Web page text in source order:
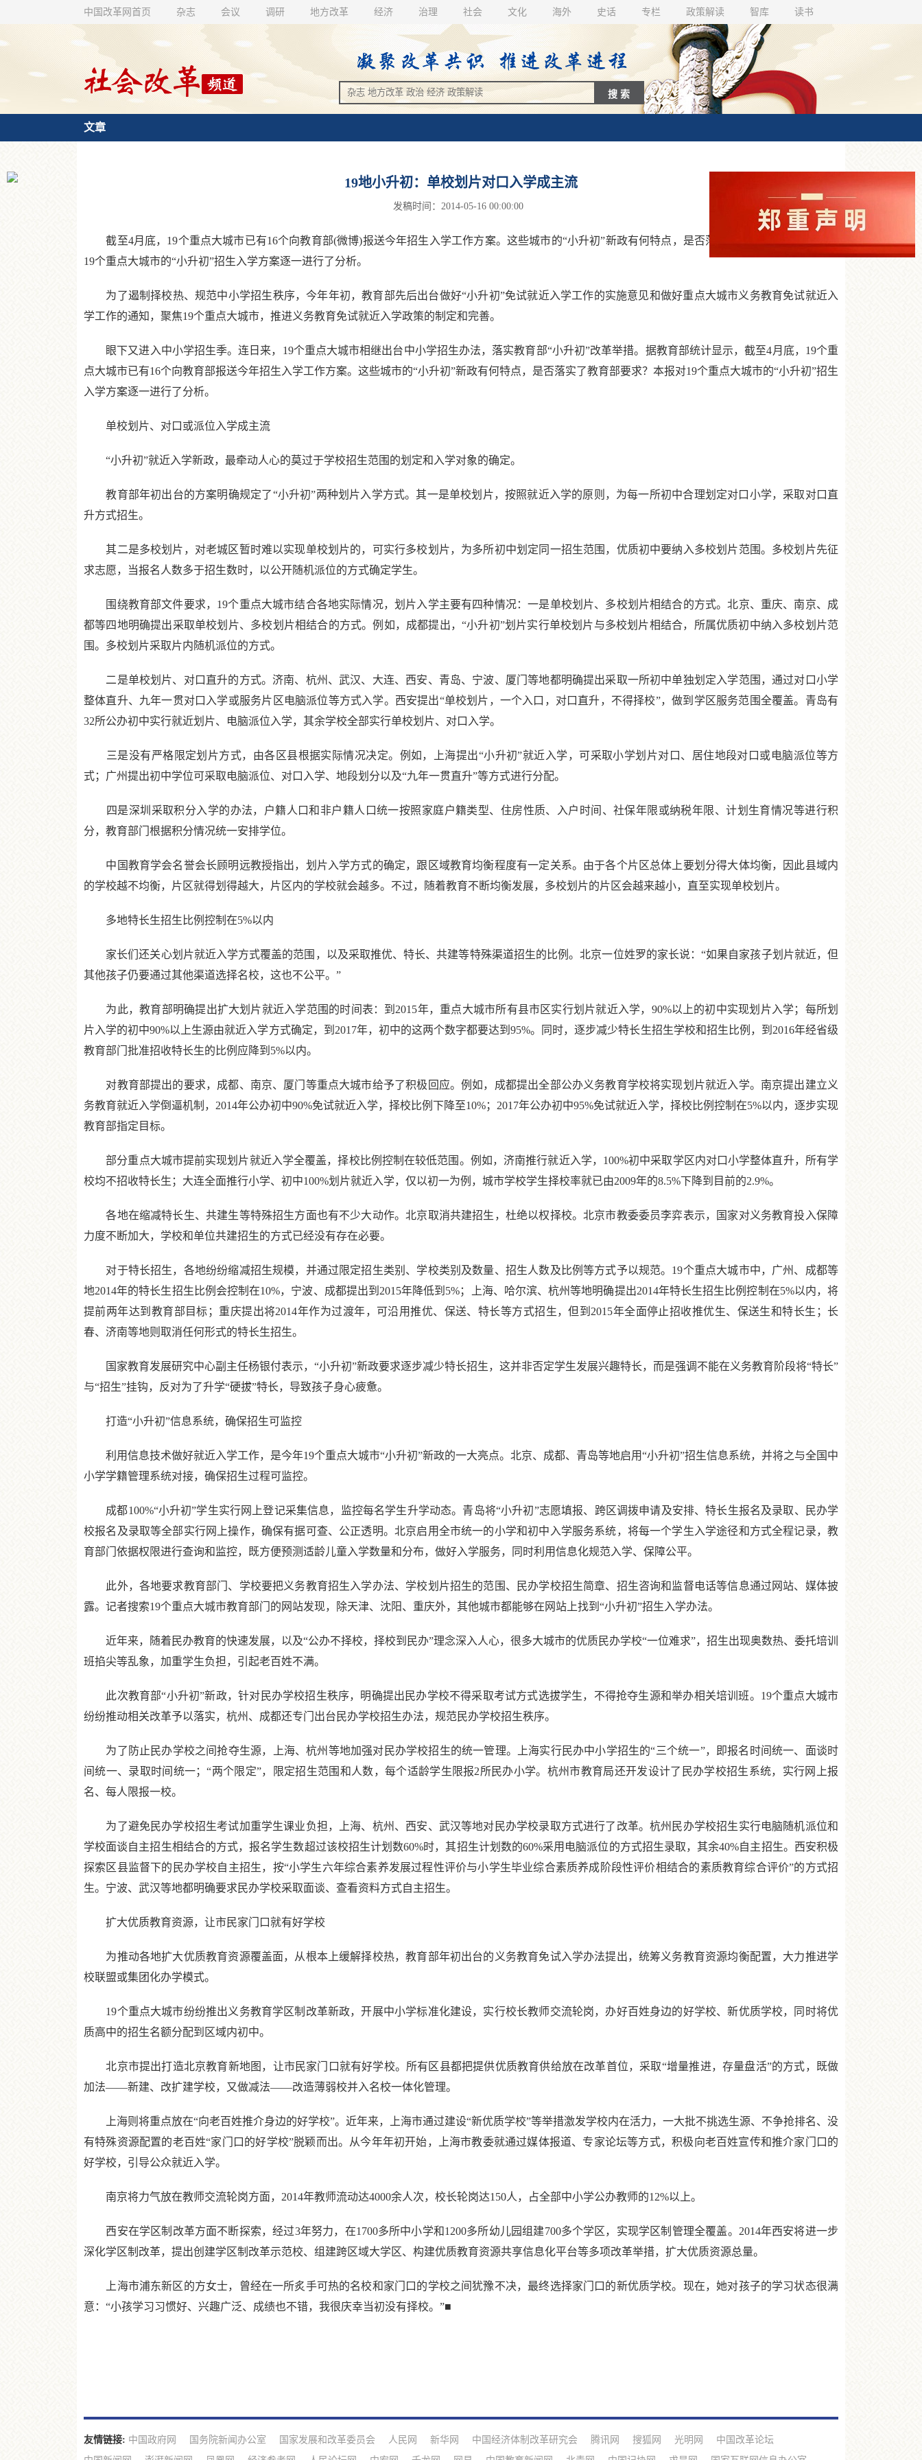
中国改革网首页 杂志 会议 调研 地方改革 经济 治理 社会 文化 海外 史话 专栏 政策解读 智库 读书
文章
19地小升初：单校划片对口入学成主流
发稿时间：2014-05-16 00:00:00
截至4月底，19个重点大城市已有16个向教育部(微博)报送今年招生入学工作方案。这些城市的“小升初”新政有何特点，是否落实了教育部要求？本报对
19个重点大城市的“小升初”招生入学方案逐一进行了分析。
为了遏制择校热、规范中小学招生秩序，今年年初，教育部先后出台做好“小升初”免试就近入学工作的实施意见和做好重点大城市义务教育免试就近入
学工作的通知，聚焦19个重点大城市，推进义务教育免试就近入学政策的制定和完善。
眼下又进入中小学招生季。连日来，19个重点大城市相继出台中小学招生办法，落实教育部“小升初”改革举措。据教育部统计显示，截至4月底，19个重
点大城市已有16个向教育部报送今年招生入学工作方案。这些城市的“小升初”新政有何特点，是否落实了教育部要求？本报对19个重点大城市的“小升初”招生
入学方案逐一进行了分析。
单校划片、对口或派位入学成主流
“小升初”就近入学新政，最牵动人心的莫过于学校招生范围的划定和入学对象的确定。
教育部年初出台的方案明确规定了“小升初”两种划片入学方式。其一是单校划片，按照就近入学的原则，为每一所初中合理划定对口小学，采取对口直
升方式招生。
其二是多校划片，对老城区暂时难以实现单校划片的，可实行多校划片，为多所初中划定同一招生范围，优质初中要纳入多校划片范围。多校划片先征
求志愿，当报名人数多于招生数时，以公开随机派位的方式确定学生。
围绕教育部文件要求，19个重点大城市结合各地实际情况，划片入学主要有四种情况：一是单校划片、多校划片相结合的方式。北京、重庆、南京、成
都等四地明确提出采取单校划片、多校划片相结合的方式。例如，成都提出，“小升初”划片实行单校划片与多校划片相结合，所属优质初中纳入多校划片范
围。多校划片采取片内随机派位的方式。
二是单校划片、对口直升的方式。济南、杭州、武汉、大连、西安、青岛、宁波、厦门等地都明确提出采取一所初中单独划定入学范围，通过对口小学
整体直升、九年一贯对口入学或服务片区电脑派位等方式入学。西安提出“单校划片，一个入口，对口直升，不得择校”，做到学区服务范围全覆盖。青岛有
32所公办初中实行就近划片、电脑派位入学，其余学校全部实行单校划片、对口入学。
三是没有严格限定划片方式，由各区县根据实际情况决定。例如，上海提出“小升初”就近入学，可采取小学划片对口、居住地段对口或电脑派位等方
式；广州提出初中学位可采取电脑派位、对口入学、地段划分以及“九年一贯直升”等方式进行分配。
四是深圳采取积分入学的办法，户籍人口和非户籍人口统一按照家庭户籍类型、住房性质、入户时间、社保年限或纳税年限、计划生育情况等进行积
分，教育部门根据积分情况统一安排学位。
中国教育学会名誉会长顾明远教授指出，划片入学方式的确定，跟区域教育均衡程度有一定关系。由于各个片区总体上要划分得大体均衡，因此县域内
的学校越不均衡，片区就得划得越大，片区内的学校就会越多。不过，随着教育不断均衡发展，多校划片的片区会越来越小，直至实现单校划片。
多地特长生招生比例控制在5%以内
家长们还关心划片就近入学方式覆盖的范围，以及采取推优、特长、共建等特殊渠道招生的比例。北京一位姓罗的家长说：“如果自家孩子划片就近，但
其他孩子仍要通过其他渠道选择名校，这也不公平。”
为此，教育部明确提出扩大划片就近入学范围的时间表：到2015年，重点大城市所有县市区实行划片就近入学，90%以上的初中实现划片入学；每所划
片入学的初中90%以上生源由就近入学方式确定，到2017年，初中的这两个数字都要达到95%。同时，逐步减少特长生招生学校和招生比例，到2016年经省级
教育部门批准招收特长生的比例应降到5%以内。
对教育部提出的要求，成都、南京、厦门等重点大城市给予了积极回应。例如，成都提出全部公办义务教育学校将实现划片就近入学。南京提出建立义
务教育就近入学倒逼机制，2014年公办初中90%免试就近入学，择校比例下降至10%；2017年公办初中95%免试就近入学，择校比例控制在5%以内，逐步实现
教育部指定目标。
部分重点大城市提前实现划片就近入学全覆盖，择校比例控制在较低范围。例如，济南推行就近入学，100%初中采取学区内对口小学整体直升，所有学
校均不招收特长生；大连全面推行小学、初中100%划片就近入学，仅以初一为例，城市学校学生择校率就已由2009年的8.5%下降到目前的2.9%。
各地在缩减特长生、共建生等特殊招生方面也有不少大动作。北京取消共建招生，杜绝以权择校。北京市教委委员李弈表示，国家对义务教育投入保障
力度不断加大，学校和单位共建招生的方式已经没有存在必要。
对于特长招生，各地纷纷缩减招生规模，并通过限定招生类别、学校类别及数量、招生人数及比例等方式予以规范。19个重点大城市中，广州、成都等
地2014年的特长生招生比例会控制在10%，宁波、成都提出到2015年降低到5%；上海、哈尔滨、杭州等地明确提出2014年特长生招生比例控制在5%以内，将
提前两年达到教育部目标；重庆提出将2014年作为过渡年，可沿用推优、保送、特长等方式招生，但到2015年全面停止招收推优生、保送生和特长生；长
春、济南等地则取消任何形式的特长生招生。
国家教育发展研究中心副主任杨银付表示，“小升初”新政要求逐步减少特长招生，这并非否定学生发展兴趣特长，而是强调不能在义务教育阶段将“特长”
与“招生”挂钩，反对为了升学“硬拔”特长，导致孩子身心疲惫。
打造“小升初”信息系统，确保招生可监控
利用信息技术做好就近入学工作，是今年19个重点大城市“小升初”新政的一大亮点。北京、成都、青岛等地启用“小升初”招生信息系统，并将之与全国中
小学学籍管理系统对接，确保招生过程可监控。
成都100%“小升初”学生实行网上登记采集信息，监控每名学生升学动态。青岛将“小升初”志愿填报、跨区调拨申请及安排、特长生报名及录取、民办学
校报名及录取等全部实行网上操作，确保有据可查、公正透明。北京启用全市统一的小学和初中入学服务系统，将每一个学生入学途径和方式全程记录，教
育部门依据权限进行查询和监控，既方便预测适龄儿童入学数量和分布，做好入学服务，同时利用信息化规范入学、保障公平。
此外，各地要求教育部门、学校要把义务教育招生入学办法、学校划片招生的范围、民办学校招生简章、招生咨询和监督电话等信息通过网站、媒体披
露。记者搜索19个重点大城市教育部门的网站发现，除天津、沈阳、重庆外，其他城市都能够在网站上找到“小升初”招生入学办法。
近年来，随着民办教育的快速发展，以及“公办不择校，择校到民办”理念深入人心，很多大城市的优质民办学校“一位难求”，招生出现奥数热、委托培训
班掐尖等乱象，加重学生负担，引起老百姓不满。
此次教育部“小升初”新政，针对民办学校招生秩序，明确提出民办学校不得采取考试方式选拔学生，不得抢夺生源和举办相关培训班。19个重点大城市
纷纷推动相关改革予以落实，杭州、成都还专门出台民办学校招生办法，规范民办学校招生秩序。
为了防止民办学校之间抢夺生源，上海、杭州等地加强对民办学校招生的统一管理。上海实行民办中小学招生的“三个统一”，即报名时间统一、面谈时
间统一、录取时间统一；“两个限定”，限定招生范围和人数，每个适龄学生限报2所民办小学。杭州市教育局还开发设计了民办学校招生系统，实行网上报
名、每人限报一校。
为了避免民办学校招生考试加重学生课业负担，上海、杭州、西安、武汉等地对民办学校录取方式进行了改革。杭州民办学校招生实行电脑随机派位和
学校面谈自主招生相结合的方式，报名学生数超过该校招生计划数60%时，其招生计划数的60%采用电脑派位的方式招生录取，其余40%自主招生。西安积极
探索区县监督下的民办学校自主招生，按“小学生六年综合素养发展过程性评价与小学生毕业综合素质养成阶段性评价相结合的素质教育综合评价”的方式招
生。宁波、武汉等地都明确要求民办学校采取面谈、查看资料方式自主招生。
扩大优质教育资源，让市民家门口就有好学校
为推动各地扩大优质教育资源覆盖面，从根本上缓解择校热，教育部年初出台的义务教育免试入学办法提出，统筹义务教育资源均衡配置，大力推进学
校联盟或集团化办学模式。
19个重点大城市纷纷推出义务教育学区制改革新政，开展中小学标准化建设，实行校长教师交流轮岗，办好百姓身边的好学校、新优质学校，同时将优
质高中的招生名额分配到区域内初中。
北京市提出打造北京教育新地图，让市民家门口就有好学校。所有区县都把提供优质教育供给放在改革首位，采取“增量推进，存量盘活”的方式，既做
加法——新建、改扩建学校，又做减法——改造薄弱校并入名校一体化管理。
上海则将重点放在“向老百姓推介身边的好学校”。近年来，上海市通过建设“新优质学校”等举措激发学校内在活力，一大批不挑选生源、不争抢排名、没
有特殊资源配置的老百姓“家门口的好学校”脱颖而出。从今年年初开始，上海市教委就通过媒体报道、专家论坛等方式，积极向老百姓宣传和推介家门口的
好学校，引导公众就近入学。
南京将力气放在教师交流轮岗方面，2014年教师流动达4000余人次，校长轮岗达150人，占全部中小学公办教师的12%以上。
西安在学区制改革方面不断探索，经过3年努力，在1700多所中小学和1200多所幼儿园组建700多个学区，实现学区制管理全覆盖。2014年西安将进一步
深化学区制改革，提出创建学区制改革示范校、组建跨区域大学区、构建优质教育资源共享信息化平台等多项改革举措，扩大优质资源总量。
上海市浦东新区的方女士，曾经在一所炙手可热的名校和家门口的学校之间犹豫不决，最终选择家门口的新优质学校。现在，她对孩子的学习状态很满
意：“小孩学习习惯好、兴趣广泛、成绩也不错，我很庆幸当初没有择校。”■
友情链接: 中国政府网 国务院新闻办公室 国家发展和改革委员会 人民网 新华网 中国经济体制改革研究会 腾讯网 搜狐网 光明网
中国改革论坛